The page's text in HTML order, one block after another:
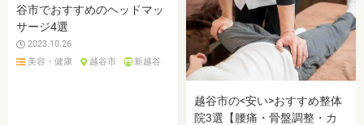
谷市でおすすめのヘッドマッ
サージ4選
2023.10.26
美容・健康
越谷市 新越谷
越谷市の<安い>おすすめ整体
院3選【腰痛・骨盤調整・カ